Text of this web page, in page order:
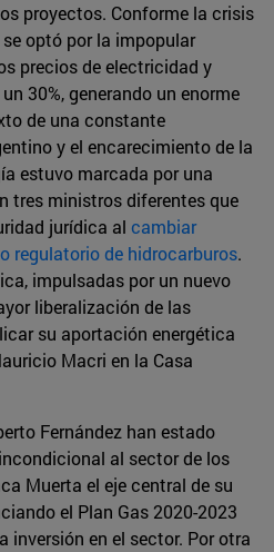
proyectos. Conforme la crisis
optó por la impopular
precios de electricidad y
30%, generando un enorme
de una constante
y el encarecimiento de la
estuvo marcada por una
tres ministros diferentes que
jurídica al cambiar
regulatorio de hidrocarburos.
impulsadas por un nuevo
liberalización de las
su aportación energética
Macri en la Casa
Fernández han estado
al sector de los
Muerta el eje central de su
el Plan Gas 2020-2023
inversión en el sector. Por otra